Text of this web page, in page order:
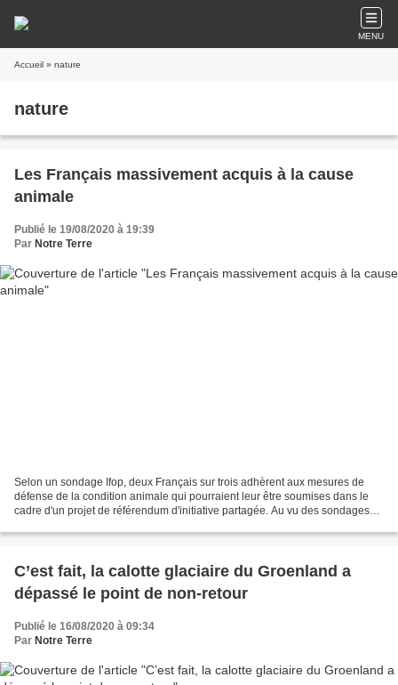
MENU
Accueil » nature
nature
Les Français massivement acquis à la cause
animale
Publié le 19/08/2020 à 19:39
Par Notre Terre
Selon un sondage Ifop, deux Français sur trois adhèrent aux mesures de
défense de la condition animale qui pourraient leur être soumises dans le
cadre d'un projet de référendum d'initiative partagée. Au vu des sondages
C’est fait, la calotte glaciaire du Groenland a
dépassé le point de non-retour
Publié le 16/08/2020 à 09:34
Par Notre Terre